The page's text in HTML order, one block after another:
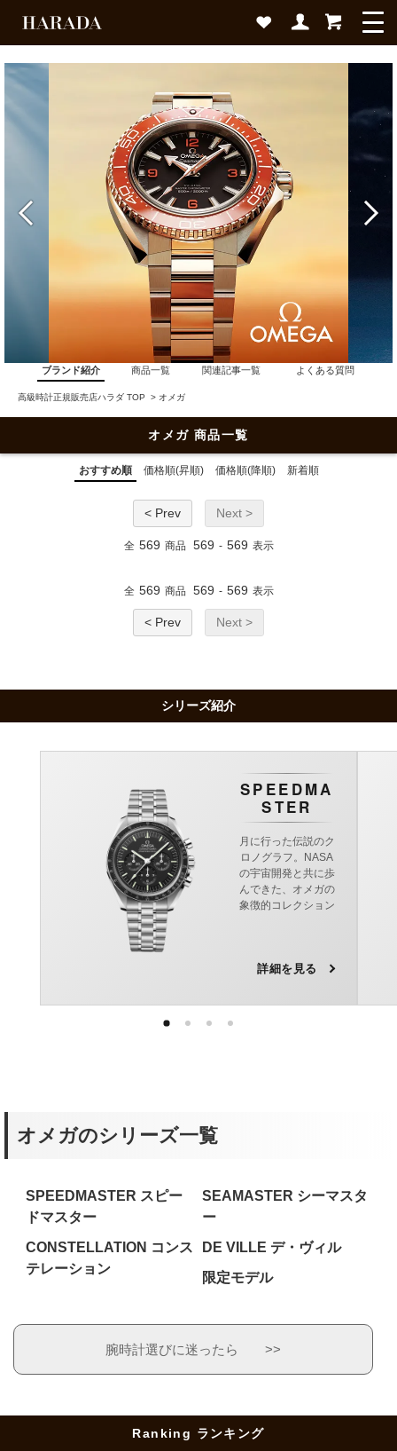
ブランド紹介 商品一覧 関連記事一覧 よくある質問
高級時計正規販売店ハラダ TOP > オメガ
オメガ 商品一覧
おすすめ順 価格順(昇順) 価格順(降順) 新着順
< Prev Next >
全 569 商品 569 - 569 表示
全 569 商品 569 - 569 表示
< Prev Next >
シリーズ紹介
SPEEDMA
STER
月に行った伝説のク
ロノグラフ。NASA
の宇宙開発と共に歩
んできた、オメガの
象徴的コレクション
詳細を見る
オメガのシリーズ一覧
SPEEDMASTER スピー
ドマスター
SEAMASTER シーマスタ
ー
CONSTELLATION コンス
テレーション
DE VILLE デ・ヴィル
限定モデル
腕時計選びに迷ったら >>
Ranking ランキング